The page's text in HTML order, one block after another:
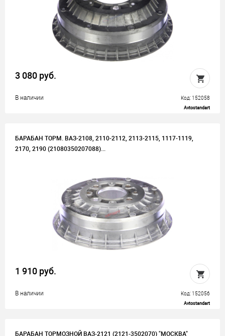
3 080 руб.
В наличии Код: 152058
Avtostandart
БАРАБАН ТОРМ. ВАЗ-2108, 2110-2112, 2113-2115, 1117-1119,
2170, 2190 (21080350207088)...
1 910 руб.
В наличии Код: 152056
Avtostandart
БАРАБАН ТОРМОЗНОЙ ВАЗ-2121 (2121-3502070) "МОСКВА"